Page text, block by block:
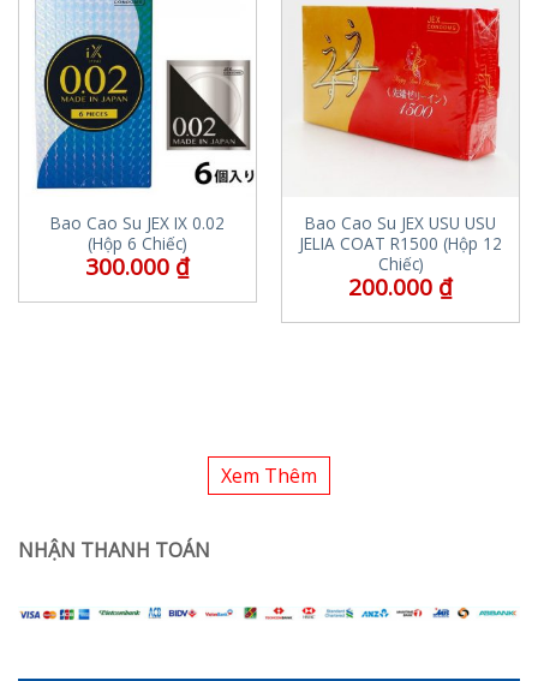
Bao Cao Su JEX IX 0.02
(Hộp 6 Chiếc)
300.000 ₫
Bao Cao Su JEX USU USU
JELIA COAT R1500 (Hộp 12
Chiếc)
200.000 ₫
Xem Thêm
NHẬN THANH TOÁN